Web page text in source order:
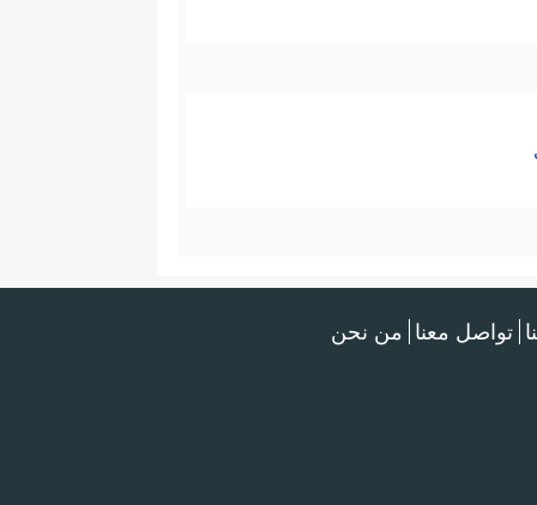
تواصل معنا من نحن